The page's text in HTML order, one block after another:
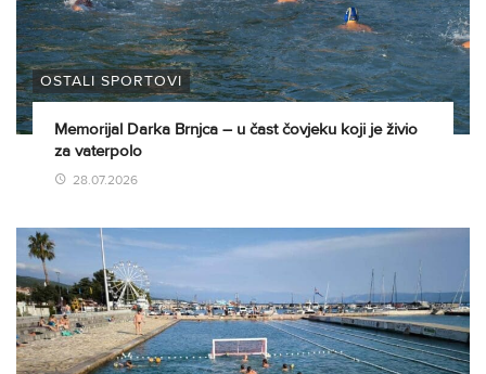
OSTALI SPORTOVI
Memorijal Darka Brnjca – u čast čovjeku koji je živio
za vaterpolo
28.07.2026